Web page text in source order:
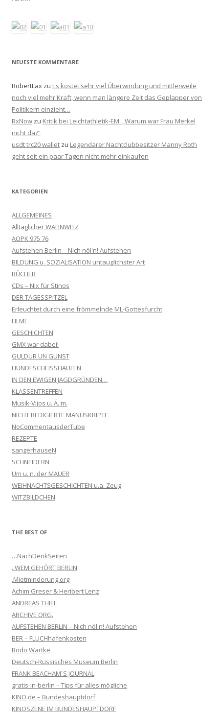
NEUESTE KOMMENTARE
RobertLax zu Es kostet sehr viel Überwindung und mittlerweile
noch viel mehr Kraft, wenn man längere Zeit das Geplapper von
Politikern einzieht…
RxNow zu Kritik bei Leichtathletik-EM: „Warum war Frau Merkel
nicht da?“
usdt trc20 wallet zu Legendärer Nachtclubbesitzer Manny Roth
geht seit ein paar Tagen nicht mehr einkaufen
KATEGORIEN
ALLGEMEINES
Alltäglicher WAHNWITZ
AOPK 975 76
Aufstehen Berlin – Nich nöl'n! Aufstehen
BILDUNG u. SOZIALISATION untauglichster Art
BÜCHER
CDs – Nix für Stinos
DER TAGESSPITZEL
Erleuchtet durch eine frömmelnde ML-Gottesfurcht
FILME
GESCHICHTEN
GMX war dabei!
GULDUR UN GUNST
HUNDESCHEISSHAUFEN
IN DEN EWIGEN JAGDGRÜNDEN…
KLASSENTREFFEN
Musik-Vijos u. Ä. m.
NICHT REDIGIERTE MANUSKRIPTE
NoCommentausderTube
REZEPTE
sangerhauseN
SCHNEIDERN
Um u. n. der MAUER
WEIHNACHTSGESCHICHTEN u.a. Zeug
WITZBILDCHEN
THE BEST OF
…NachDenkSeiten
..WEM GEHÖRT BERLIN
.Mietminderung.org
Achim Greser & Heribert Lenz
ANDREAS THIEL
ARCHIVE ORG.
AUFSTEHEN BERLIN – Nich nöl'n! Aufstehen
BER – FLUCHhafenkosten
Bodo Wartke
Deutsch-Russisches Museum Berlin
FRANK BEACHAM´S JOURNAL
gratis-in-berlin – Tips für alles mögliche
KINO.de – Bundeshauptdorf
KINOSZENE IM BUNDESHAUPTDORF